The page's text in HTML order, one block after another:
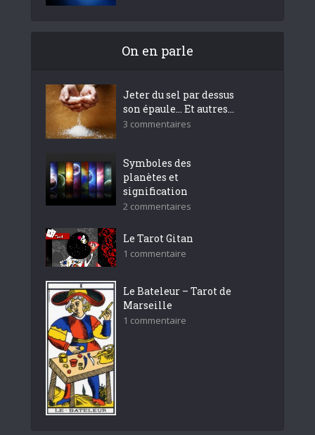
On en parle
Jeter du sel par dessus
son épaule… Et autres...
3 commentaires
Symboles des
planètes et
signification
2 commentaires
Le Tarot Gitan
1 commentaire
Le Bateleur – Tarot de
Marseille
1 commentaire